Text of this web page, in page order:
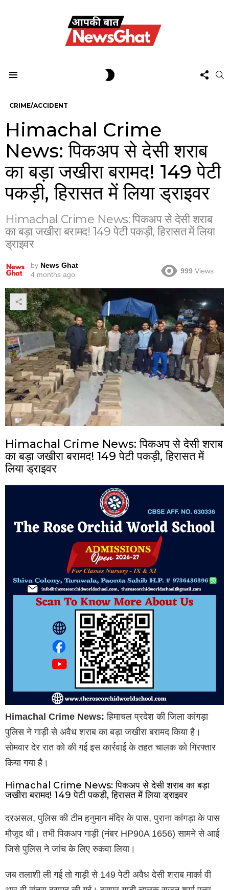
US
CRIME/ACCIDENT
Himachal Crime
News: पिकअप से देसी शराब
का बड़ा जखीरा बरामद! 149 पेटी
पकड़ी, हिरासत में लिया ड्राइवर
Himachal Crime News: पिकअप से देसी शराब
का बड़ा जखीरा बरामद! 149 पेटी पकड़ी, हिरासत में लिया
ड्राइवर
by News Ghat
4 months ago
999 Views
Himachal Crime News: पिकअप से देसी शराब
का बड़ा जखीरा बरामद! 149 पेटी पकड़ी, हिरासत में
लिया ड्राइवर
Himachal Crime News: हिमाचल प्रदेश की जिला कांगड़ा
पुलिस ने गाड़ी से अवैध शराब का बड़ा जखीरा बरामद किया है।
सोमवार देर रात को की गई इस कार्रवाई के तहत चालक को गिरफ्तार
किया गया है।
Himachal Crime News: पिकअप से देसी शराब का बड़ा
जखीरा बरामद! 149 पेटी पकड़ी, हिरासत में लिया ड्राइवर
दरअसल, पुलिस की टीम हनुमान मंदिर के पास, पुराना कांगड़ा के पास
मौजूद थी। तभी पिकअप गाड़ी (नंबर HP90A 1656) सामने से आई
जिसे पुलिस ने जांच के लिए रुकवा लिया।
जब तलाशी ली गई तो गाड़ी से 149 पेटी अवैध देसी शराब मार्का वी